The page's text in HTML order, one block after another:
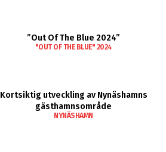
”Out Of The Blue 2024”
"OUT OF THE BLUE" 2024
Kortsiktig utveckling av Nynäshamns
gästhamnsområde
NYNÄSHAMN